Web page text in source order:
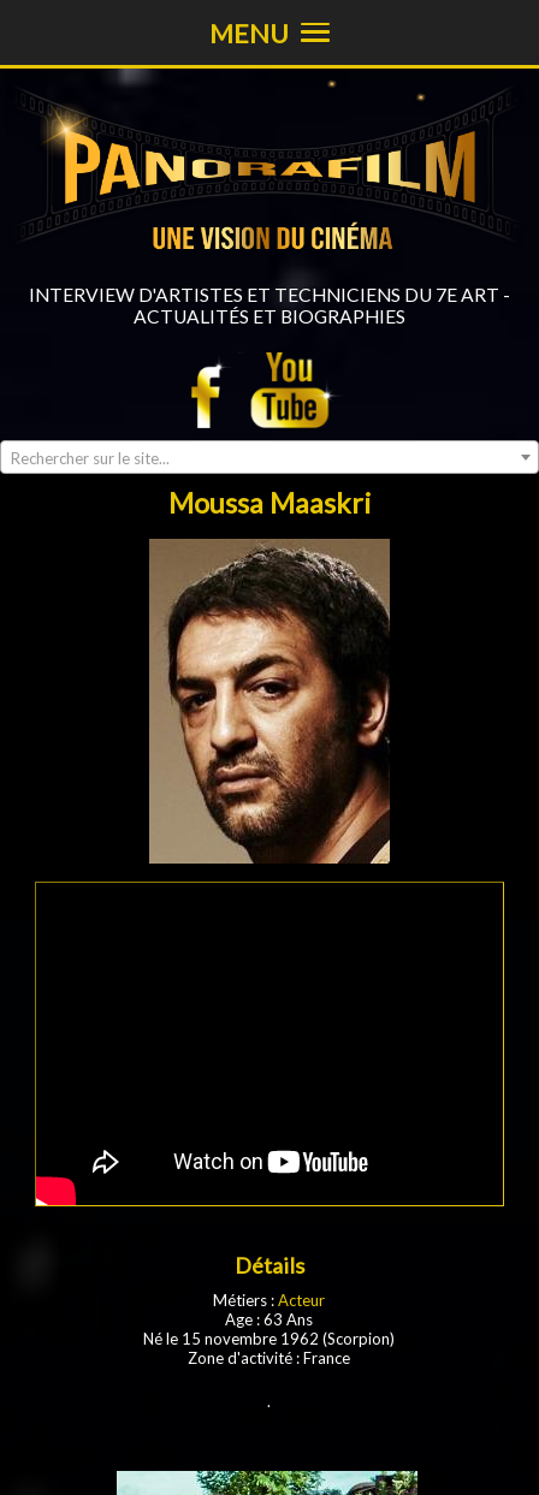
INTERVIEW D'ARTISTES ET TECHNICIENS DU 7E ART -
ACTUALITÉS ET BIOGRAPHIES
Rechercher sur le site...
MENU
Moussa Maaskri
Détails
Métiers :Acteur
Age : 63 Ans
Né le 15 novembre 1962 (Scorpion)
Zone d'activité : France
.